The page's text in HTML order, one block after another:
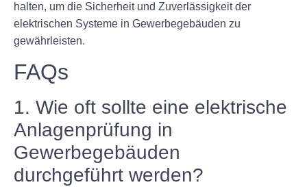
halten, um die Sicherheit und Zuverlässigkeit der
elektrischen Systeme in Gewerbegebäuden zu
gewährleisten.
FAQs
1. Wie oft sollte eine elektrische
Anlagenprüfung in
Gewerbegebäuden
durchgeführt werden?